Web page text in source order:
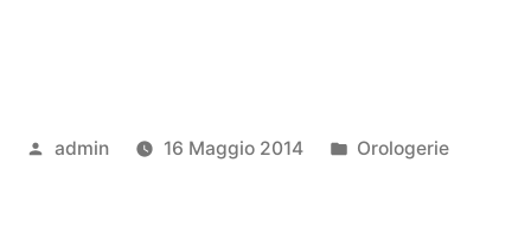
Pubblicato
admin 16 Maggio 2014
Pubblicato
Orologerie